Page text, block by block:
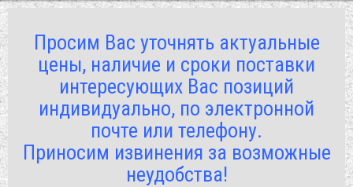
Просим Вас уточнять актуальные
цены, наличие и сроки поставки
интересующих Вас позиций
индивидуально, по электронной
почте или телефону.
Приносим извинения за возможные
неудобства!